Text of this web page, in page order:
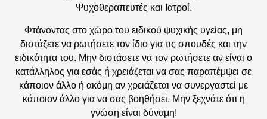
Ψυχοθεραπευτές και Ιατροί.
Φτάνοντας στο χώρο του ειδικού ψυχικής υγείας, μη
διστάζετε να ρωτήσετε τον ίδιο για τις σπουδές και την
ειδικότητα του. Μην διστάσετε να τον ρωτήσετε αν είναι ο
κατάλληλος για εσάς ή χρειάζεται να σας παραπέμψει σε
κάποιον άλλο ή ακόμη αν χρειάζεται να συνεργαστεί με
κάποιον άλλο για να σας βοηθήσει. Μην ξεχνάτε ότι η
γνώση είναι δύναμη!